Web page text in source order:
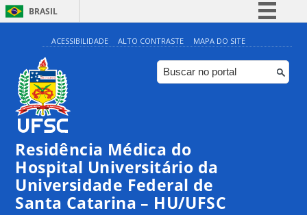
BRASIL
Simplifique!
Comunica BR
Participe
ACESSIBILIDADE ALTO CONTRASTE MAPA DO SITE
Residência Médica do
Hospital Universitário da
Universidade Federal de
Santa Catarina – HU/UFSC